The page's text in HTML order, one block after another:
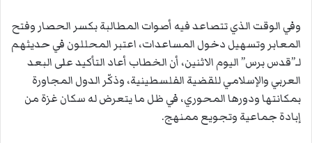
وفي الوقت الذي تتصاعد فيه أصوات المطالبة بكسر الحصار وفتح
المعابر وتسهيل دخول المساعدات، اعتبر المحللون في حديثهم
لـ”قدس برس” اليوم الاثنين، أن الخطاب أعاد التأكيد على البعد
العربي والإسلامي للقضية الفلسطينية، وذكّر الدول المجاورة
بمكانتها ودورها المحوري، في ظل ما يتعرض له سكان غزة من
إبادة جماعية وتجويع ممنهج.